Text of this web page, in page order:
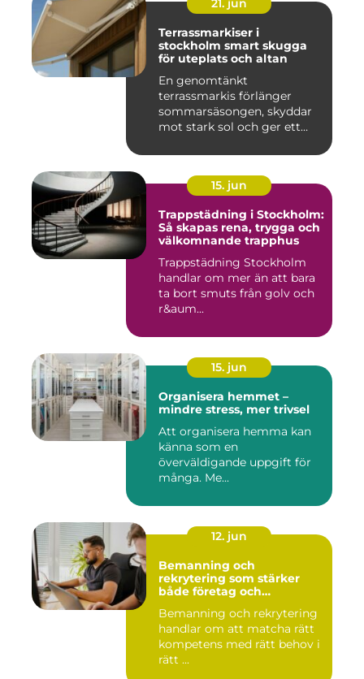
21. jun
Terrassmarkiser i
stockholm smart skugga
för uteplats och altan
En genomtänkt
terrassmarkis förlänger
sommarsäsongen, skyddar
mot stark sol och ger ett
15. jun
Trappstädning i Stockholm:
Så skapas rena, trygga och
välkomnande trapphus
Trappstädning Stockholm
handlar om mer än att bara
ta bort smuts från golv och
r&aum...
15. jun
Organisera hemmet –
mindre stress, mer trivsel
Att organisera hemma kan
känna som en
överväldigande uppgift för
många. Me...
12. jun
Bemanning och
rekrytering som stärker
både företag och
Bemanning och rekrytering
handlar om att matcha rätt
kompetens med rätt behov i
rätt ...